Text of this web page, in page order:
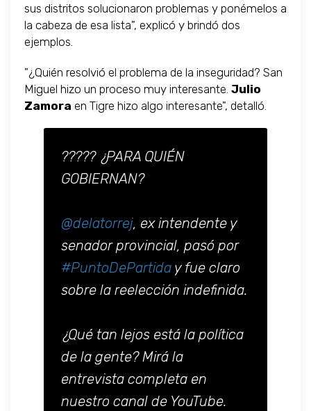
sus distritos solucionaron problemas y ponémelos a
la cabeza de esa lista", explicó y brindó dos
ejemplos.
"¿Quién resolvió el problema de la inseguridad? San
Miguel hizo un proceso muy interesante. Julio
Zamora en Tigre hizo algo interesante", detalló.
????? ¿PARA QUIÉN
GOBIERNAN?
@delatorrej, ex intendente y
senador provincial, pasó por
#PuntoDePartida y fue claro
sobre la reelección indefinida.
¿Qué tan lejos está la política
de la gente? Mirá la
entrevista completa en
nuestro canal de YouTube.